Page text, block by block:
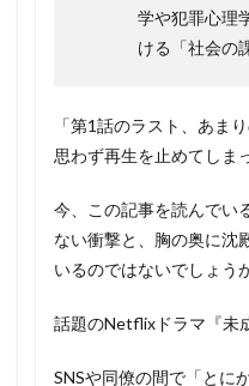
学や犯罪心理
ける「社会の
「第1話のラスト、あま
思わず再生を止めてしま
今、この記事を読んでい
ない衝撃と、胸の奥に沈
いるのではないでしょうか
話題のNetflixドラマ『未
SNSや同僚の間で「とに